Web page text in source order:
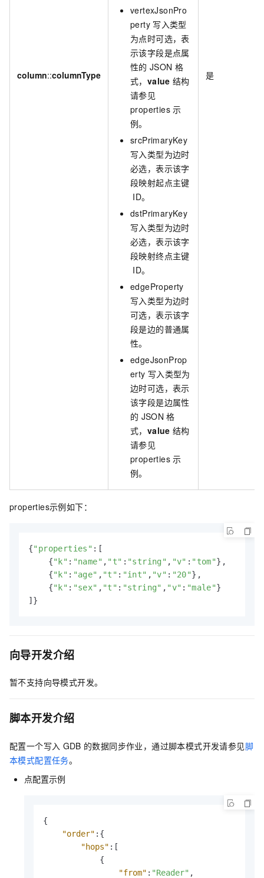
column::columnType
vertexJsonPro
perty 写入类型
为点时可选，表
示该字段是点属
性的 JSON 格
式， value 结构
请参见
properties 示
例。
srcPrimaryKey
写入类型为边时
必选，表示该字
段映射起点主键
ID。
dstPrimaryKey
写入类型为边时
必选，表示该字
段映射终点主键
ID。
edgeProperty
写入类型为边时
可选，表示该字
段是边的普通属
性。
edgeJsonProp
erty 写入类型为
边时可选，表示
该字段是边属性
的 JSON 格
式， value 结构
请参见
properties 示
例。
是
properties示例如下：
{"properties" :[
    {
"k" : "name" , "t" : "string" , "v" : "tom"},
    {
"k" : "age" , "t" : "int" , "v" : "20"},
    {
"k" : "sex" , "t" : "string" , "v" : "male"}
]}
向导开发介绍
暂不支持向导模式开发。
脚本开发介绍
配置一个写入 GDB 的数据同步作业，通过脚本模式开发请参见脚
本模式配置任务。
点配置示例
{
"order" : {
"hops" : [
{
"from" : "Reader" ,